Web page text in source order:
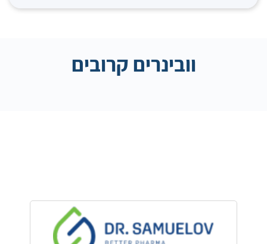
וובינרים קרובים